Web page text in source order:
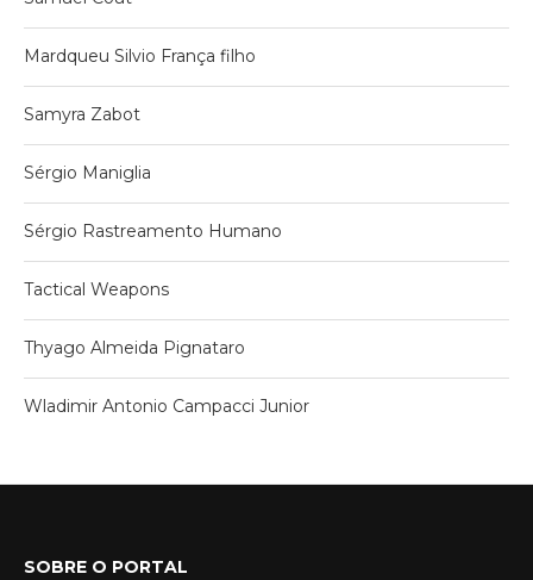
Mardqueu Silvio França filho
Samyra Zabot
Sérgio Maniglia
Sérgio Rastreamento Humano
Tactical Weapons
Thyago Almeida Pignataro
Wladimir Antonio Campacci Junior
SOBRE O PORTAL